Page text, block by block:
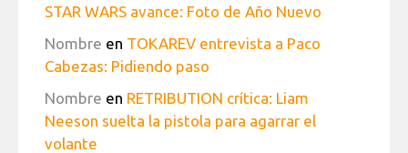
STAR WARS avance: Foto de Año Nuevo
Nombre en TOKAREV entrevista a Paco
Cabezas: Pidiendo paso
Nombre en RETRIBUTION crítica: Liam
Neeson suelta la pistola para agarrar el
volante